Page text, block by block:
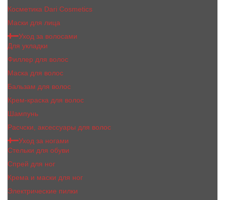
Косметика Dari Cosmetics
Маски для лица
Уход за волосами
Для укладки
Филлер для волос
Маска для волос
Бальзам для волос
Крем-краска для волос
Шампунь
Расчски, аксессуары для волос
Уход за ногами
Стельки для обуви
Спрей для ног
Крема и маски для ног
Электрические пилки